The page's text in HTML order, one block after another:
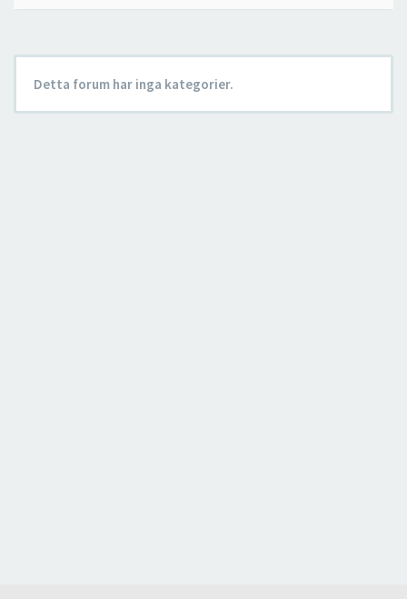
Detta forum har inga kategorier.